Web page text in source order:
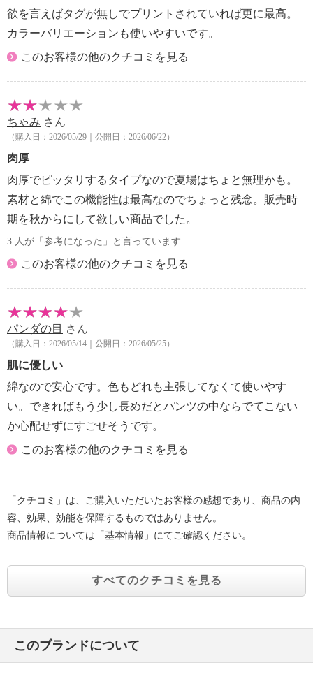
欲を言えばタグが無しでプリントされていれば更に最高。
カラーバリエーションも使いやすいです。
このお客様の他のクチコミを見る
ちゃみ さん
（購入日：2026/05/29｜公開日：2026/06/22）
肉厚
肉厚でピッタリするタイプなので夏場はちょと無理かも。
素材と綿でこの機能性は最高なのでちょっと残念。販売時
期を秋からにして欲しい商品でした。
3 人が「参考になった」と言っています
このお客様の他のクチコミを見る
パンダの目 さん
（購入日：2026/05/14｜公開日：2026/05/25）
肌に優しい
綿なので安心です。色もどれも主張してなくて使いやす
い。できればもう少し長めだとパンツの中ならでてこない
か心配せずにすごせそうです。
このお客様の他のクチコミを見る
「クチコミ」は、ご購入いただいたお客様の感想であり、商品の内
容、効果、効能を保障するものではありません。
商品情報については「基本情報」にてご確認ください。
すべてのクチコミを見る
このブランドについて